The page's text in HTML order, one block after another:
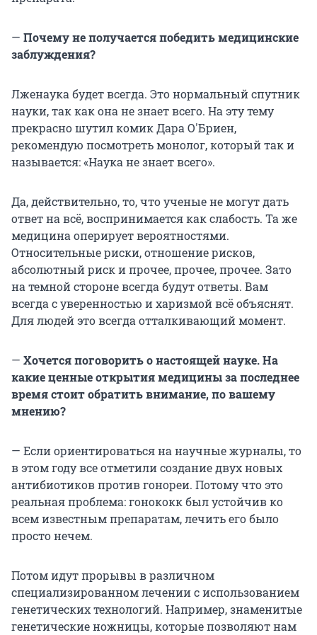
— Почему не получается победить медицинские
заблуждения?
Лженаука будет всегда. Это нормальный спутник
науки, так как она не знает всего. На эту тему
прекрасно шутил комик Дара О'Бриен,
рекомендую посмотреть монолог, который так и
называется: «Наука не знает всего».
Да, действительно, то, что ученые не могут дать
ответ на всё, воспринимается как слабость. Та же
медицина оперирует вероятностями.
Относительные риски, отношение рисков,
абсолютный риск и прочее, прочее, прочее. Зато
на темной стороне всегда будут ответы. Вам
всегда с уверенностью и харизмой всё объяснят.
Для людей это всегда отталкивающий момент.
— Хочется поговорить о настоящей науке. На
какие ценные открытия медицины за последнее
время стоит обратить внимание, по вашему
мнению?
— Если ориентироваться на научные журналы, то
в этом году все отметили создание двух новых
антибиотиков против гонореи. Потому что это
реальная проблема: гонококк был устойчив ко
всем известным препаратам, лечить его было
просто нечем.
Потом идут прорывы в различном
специализированном лечении с использованием
генетических технологий. Например, знаменитые
генетические ножницы, которые позволяют нам